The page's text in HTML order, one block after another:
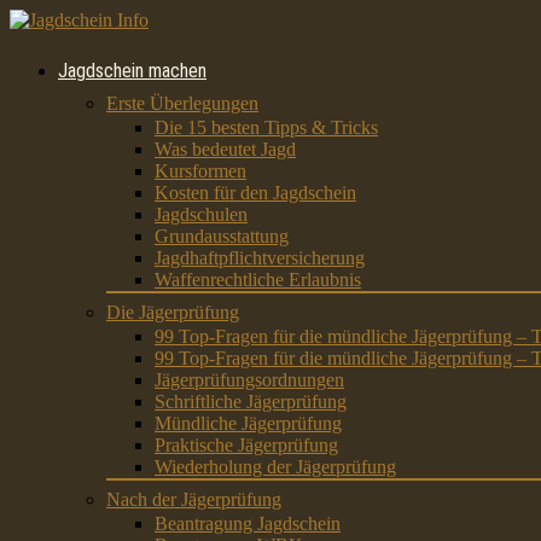
Jagdschein machen
Erste Überlegungen
Die 15 besten Tipps & Tricks
Was bedeutet Jagd
Kursformen
Kosten für den Jagdschein
Jagdschulen
Grundausstattung
Jagdhaftpflichtversicherung
Waffenrechtliche Erlaubnis
Die Jägerprüfung
99 Top-Fragen für die mündliche Jägerprüfung –
99 Top-Fragen für die mündliche Jägerprüfung –
Jägerprüfungsordnungen
Schriftliche Jägerprüfung
Mündliche Jägerprüfung
Praktische Jägerprüfung
Wiederholung der Jägerprüfung
Nach der Jägerprüfung
Beantragung Jagdschein